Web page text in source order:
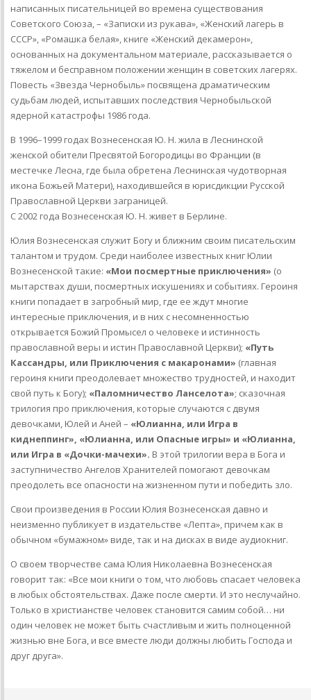
написанных писательницей во времена существования
Советского Союза, – «Записки из рукава», «Женский лагерь в
СССР», «Ромашка белая», книге «Женский декамерон»,
основанных на документальном материале, рассказывается о
тяжелом и бесправном положении женщин в советских лагерях.
Повесть «Звезда Чернобыль» посвящена драматическим
судьбам людей, испытавших последствия Чернобыльской
ядерной катастрофы 1986 года.
В 1996–1999 годах Вознесенская Ю. Н. жила в Леснинской
женской обители Пресвятой Богородицы во Франции (в
местечке Лесна, где была обретена Леснинская чудотворная
икона Божьей Матери), находившейся в юрисдикции Русской
Православной Церкви заграницей.
С 2002 года Вознесенская Ю. Н. живет в Берлине.
Юлия Вознесенская служит Богу и ближним своим писательским
талантом и трудом. Среди наиболее известных книг Юлии
Вознесенской такие: «Мои посмертные приключения» (о
мытарствах души, посмертных искушениях и событиях. Героиня
книги попадает в загробный мир, где ее ждут многие
интересные приключения, и в них с несомненностью
открывается Божий Промысел о человеке и истинность
православной веры и истин Православной Церкви); «Путь
Кассандры, или Приключения с макаронами» (главная
героиня книги преодолевает множество трудностей, и находит
свой путь к Богу); «Паломничество Ланселота»; cказочная
трилогия про приключения, которые случаются с двумя
девочками, Юлей и Аней – «Юлианна, или Игра в
киднеппинг», «Юлианна, или Опасные игры» и «Юлианна,
или Игра в «Дочки-мачехи». В этой трилогии вера в Бога и
заступничество Ангелов Хранителей помогают девочкам
преодолеть все опасности на жизненном пути и победить зло.
Свои произведения в России Юлия Вознесенская давно и
неизменно публикует в издательстве «Лепта», причем как в
обычном «бумажном» виде, так и на дисках в виде аудиокниг.
О своем творчестве сама Юлия Николаевна Вознесенская
говорит так: «Все мои книги о том, что любовь спасает человека
в любых обстоятельствах. Даже после смерти. И это неслучайно.
Только в христианстве человек становится самим собой… ни
один человек не может быть счастливым и жить полноценной
жизнью вне Бога, и все вместе люди должны любить Господа и
друг друга».